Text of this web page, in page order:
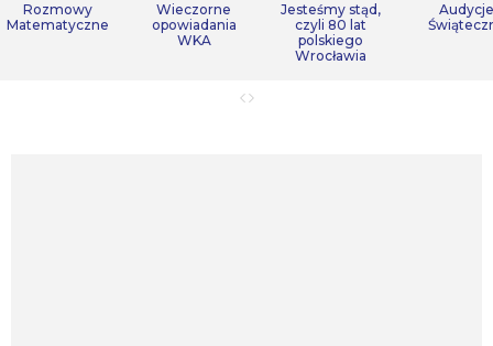
Rozmowy
Matematyczne
Wieczorne
opowiadania
WKA
Jesteśmy stąd,
czyli 80 lat
polskiego
Wrocławia
Audycje